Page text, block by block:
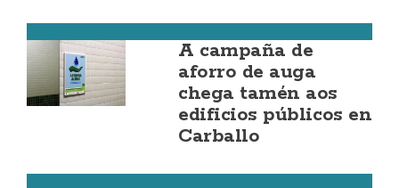
A campaña de
aforro de auga
chega tamén aos
edificios públicos en
Carballo